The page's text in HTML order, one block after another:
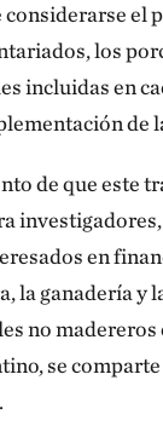
considerarse el
los
incluidas en
de
de que este
en
la ganadería y
no madereros
se